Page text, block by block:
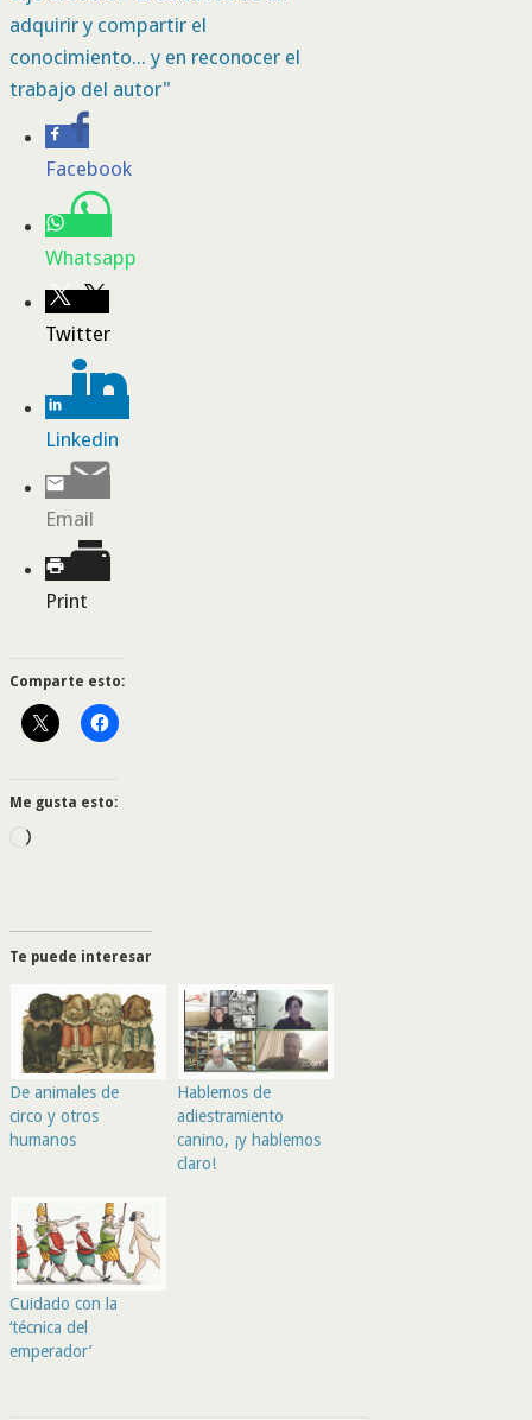
adquirir y compartir el
conocimiento... y en reconocer el
trabajo del autor"
Facebook
Whatsapp
Twitter
Linkedin
Email
Print
Comparte esto:
Me gusta esto:
Cargando...
Te puede interesar
De animales de
circo y otros
humanos
Hablemos de
adiestramiento
canino, ¡y hablemos
claro!
Cuidado con la
‘técnica del
emperador’